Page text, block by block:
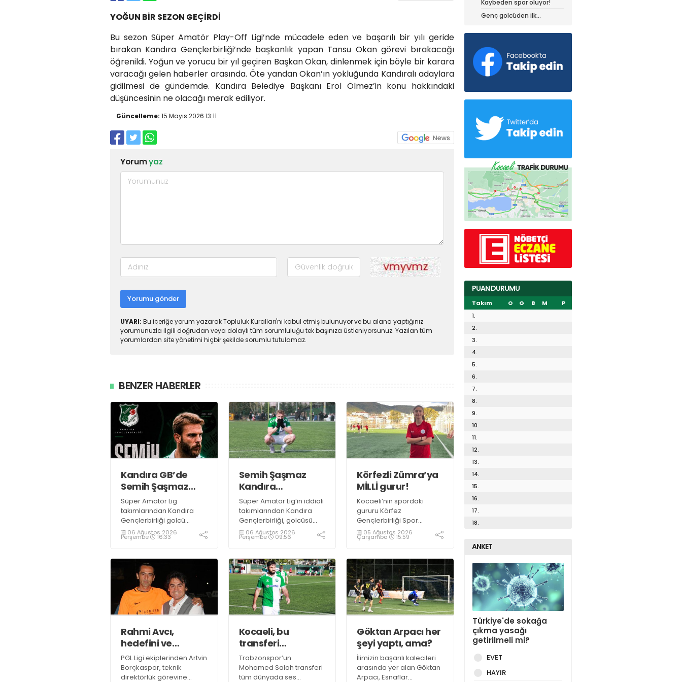
YOĞUN BİR SEZON GEÇİRDİ
Bu sezon Süper Amatör Play-Off Ligi’nde mücadele eden ve başarılı bir yılı geride
bırakan Kandıra Gençlerbirliği’nde başkanlık yapan Tansu Okan görevi bırakacağı
öğrenildi. Yoğun ve yorucu bir yıl geçiren Başkan Okan, dinlenmek için böyle bir karara
varacağı gelen haberler arasında. Öte yandan Okan’ın yokluğunda Kandıralı adaylara
gidilmesi de gündemde. Kandıra Belediye Başkanı Erol Ölmez’in konu hakkındaki
düşüncesinin ne olacağı merak ediliyor.
Güncelleme: 15 Mayıs 2026 13:11
Yorumyaz
Yorumu gönder
UYARI: Bu içeriğe yorum yazarak Topluluk Kuralları'nı kabul etmiş bulunuyor ve bu alana yaptığınız
yorumunuzla ilgili doğrudan veya dolaylı tüm sorumluluğu tek başınıza üstleniyorsunuz. Yazılan tüm
yorumlardan site yönetimi hiçbir şekilde sorumlu tutulamaz.
BENZER HABERLER
Kandıra GB’de
Semih Şaşmaz
resmen TAMAM!
Süper Amatör Lig
takımlarından Kandıra
Gençlerbirliği golcü
futbolcu Semih Şaşmaz
ile yola devam ettiğini
06 Ağustos 2026
Perşembe 16:33
Semih Şaşmaz
Kandıra
Gençlerbirliği’nde
devam dedi!
Süper Amatör Lig’in iddialı
takımlarından Kandıra
Gençlerbirliği, golcüsü
Semih Şaşmaz ile devam
ediyor.
06 Ağustos 2026
Perşembe 09:56
Körfezli Zümra’ya
MİLLİ gurur!
Kocaeli’nin spordaki
gururu Körfez
Gençlerbirliği Spor
Kulübü, altyapısından
yetiştirdiği sporcularla
devam ediyor.
05 Ağustos 2026
Çarşamba 15:59
Rahmi Avcı,
hedefini ve
stratejisini
paylaştı
PGL Ligi ekiplerinden Artvin
Borçkaspor, teknik
direktörlük görevine
Kocaeli, bu
transferi
konuşuyor!
Trabzonspor’un
Mohamed Salah transferi
tüm dünyada ses
Göktan Arpacı her
şeyi yaptı, ama?
İlimizin başarılı kalecileri
arasında yer alan Göktan
Arpacı, Esnaflar
dedi!
Kaybeden spor oluyor!
Genç golcüden ilk
PUAN DURUMU
Takım O G B M
P
1.
2.
3.
4.
5.
6.
7.
8.
9.
10.
11.
12.
13.
14.
15.
16.
17.
18.
ANKET
Türkiye'de sokağa
çıkma yasağı
getirilmeli mi?
EVET
HAYIR